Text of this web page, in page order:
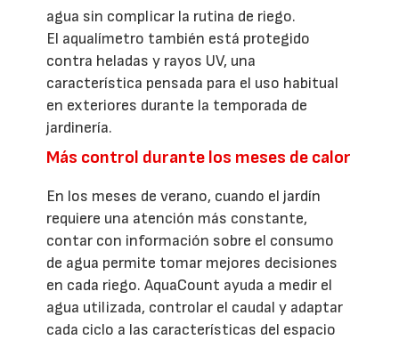
agua sin complicar la rutina de riego.
El aqualímetro también está protegido
contra heladas y rayos UV, una
característica pensada para el uso habitual
en exteriores durante la temporada de
jardinería.
Más control durante los meses de calor
En los meses de verano, cuando el jardín
requiere una atención más constante,
contar con información sobre el consumo
de agua permite tomar mejores decisiones
en cada riego. AquaCount ayuda a medir el
agua utilizada, controlar el caudal y adaptar
cada ciclo a las características del espacio